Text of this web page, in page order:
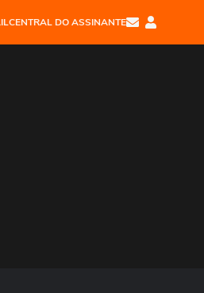
CENTRAL DO ASSINANTE